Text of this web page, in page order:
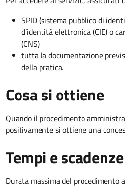
SPID (sistema pubblico di
d’identità elettronica (CIE) o
(CNS)
tutta la documentazione
della pratica.
Cosa si ottiene
Quando il procedimento
positivamente si ottiene una
Tempi e scadenze
Durata massima del procedimento